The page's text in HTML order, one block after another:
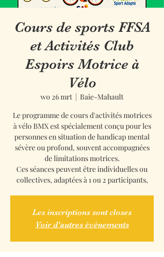
Cours de sports FFSA
et Activités Club
Espoirs Motrice à
Vélo
wo 26 mrt
  |
Baie-Mahault
Le programme de cours d'activités motrices
à vélo BMX est spécialement conçu pour les
personnes en situation de handicap mental
sévère ou profond, souvent accompagnées
de limitations motrices.
Ces séances peuvent être individuelles ou
collectives, adaptées à 1 ou 2 participants,
Les inscriptions sont closes
Voir d'autres événements